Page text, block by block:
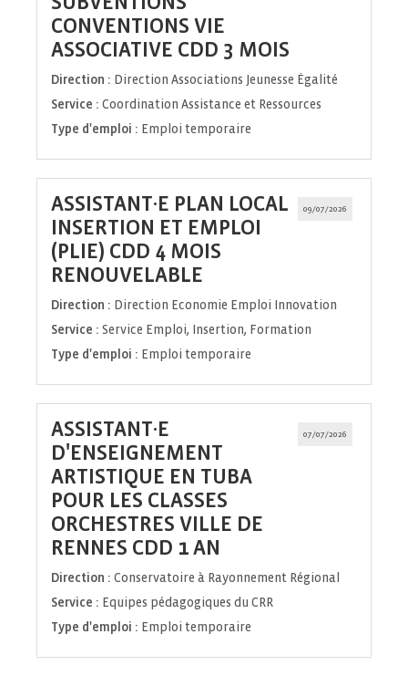
CONVENTIONS VIE
ASSOCIATIVE CDD 3 MOIS
fenêtre)
Direction : Direction Associations Jeunesse Égalité
Service : Coordination Assistance et Ressources
Type d'emploi : Emploi temporaire
09/07/2026
ASSISTANT·E PLAN LOCAL
INSERTION ET EMPLOI
(PLIE) CDD 4 MOIS
RENOUVELABLE
fenêtre)
Direction : Direction Economie Emploi Innovation
Service : Service Emploi, Insertion, Formation
Type d'emploi : Emploi temporaire
07/07/2026
ASSISTANT·E
D'ENSEIGNEMENT
ARTISTIQUE EN TUBA
POUR LES CLASSES
ORCHESTRES VILLE DE
RENNES CDD 1 AN
fenêtre)
Direction : Conservatoire à Rayonnement Régional
Service : Equipes pédagogiques du CRR
Type d'emploi : Emploi temporaire